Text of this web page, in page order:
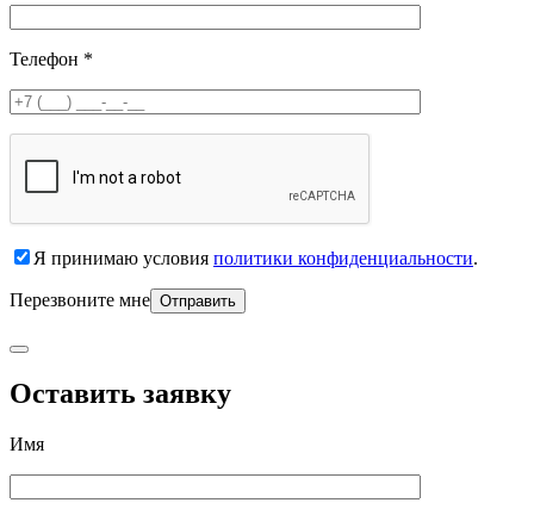
Телефон *
Я принимаю условия политики конфиденциальности.
Перезвоните мне
Оставить заявку
Имя